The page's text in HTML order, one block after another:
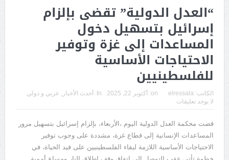
“العدل الدولية” تقضى بإلزام
إسرائيل بتسهيل دخول
المساعدات إلى غزة وتوفير
الاحتياجات الأساسية
للفلسطينيين
الكاتب: elressala
on: أكتوبر 22, 2025 In: أحدث الأخبار
عربي و دولي
لا يوجد تعليقات
قضت محكمة العدل الدولية اليوم ،الأربعاء، بإلزام إسرائيل بتسهيل مرور
المساعدات الإنسانية إلى قطاع غزة، مشددة على وجوب توفير
الاحتياجات الأساسية اللازمة لبقاء الفلسطينيين على قيد الحياة، في